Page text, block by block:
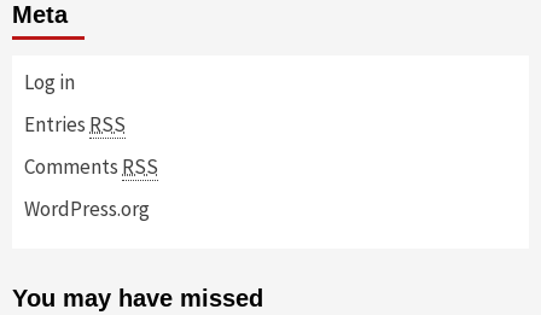
Meta
Log in
Entries RSS
Comments RSS
WordPress.org
You may have missed